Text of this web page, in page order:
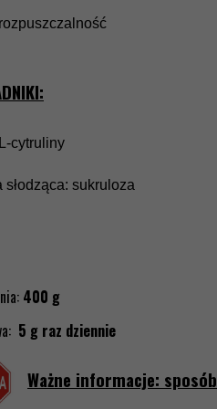
cytruliny
słodząca: sukruloza
400 g
5 g raz dziennie
Ważne informacje: